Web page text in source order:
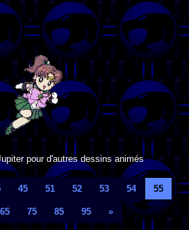
pour d'autres dessins animés
45 51 52 53 54 55
65 75 85 95 »